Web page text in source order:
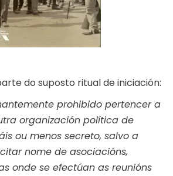
do suposto ritual de iniciación:
prohibido pertencer a
organización política de
ou menos secreto, salvo a
nome de asociacións,
onde se efectúan as reunións